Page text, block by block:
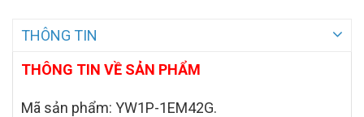
THÔNG TIN
THÔNG TIN VỀ SẢN PHẨM
Mã sản phẩm: YW1P-1EM42G.